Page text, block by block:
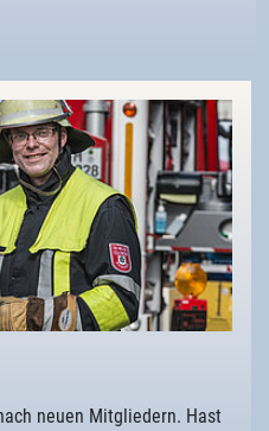
neuen Mitgliedern. Hast